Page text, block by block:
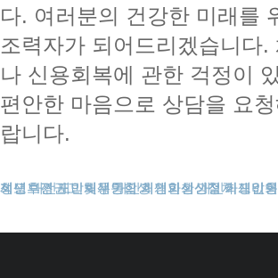
다. 여러분의 건강한 미래를
조력자가 되어드리겠습니다.
나 신용회복에 관한 걱정이
편안한 마음으로 상담을 요
랍니다.
성년후견 도박빚개인회생 개인회생절차 개인
채무조정제도 대전개인회생 개인회생파산 개인회생비용
개인회생보정권고 채무통합 개인회생신청 카드값